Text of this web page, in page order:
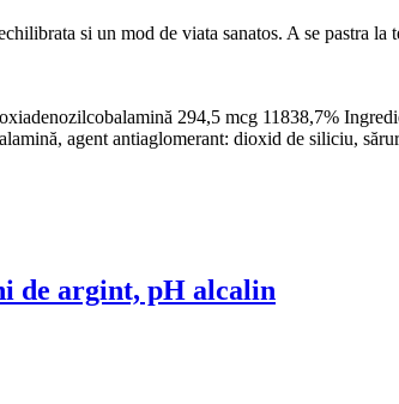
si un mod de viata sanatos. A se pastra la
294,5 mcg 11838,7%
agent antiaglomerant: dioxid de siliciu,
de argint, pH alcalin